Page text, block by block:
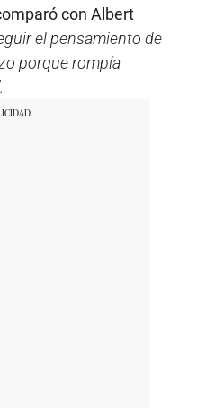
con Albert
el pensamiento de
porque rompía